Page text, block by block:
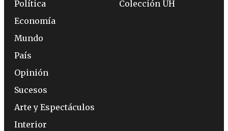
Política
Economía
Mundo
País
Opinión
Sucesos
Arte y Espectáculos
Interior
Colección ÚH